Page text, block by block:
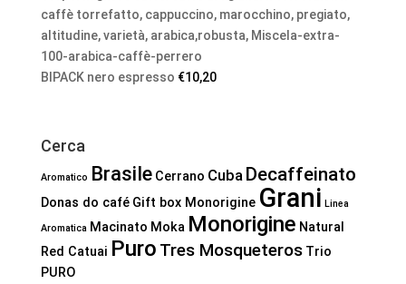
BIPACK nero espresso €10,20
Cerca
Aromatico Brasile Cerrano Cuba Decaffeinato
Donas do café Gift box Monorigine Grani Linea
Aromatica Macinato Moka Monorigine Natural
Red Catuai Puro Tres Mosqueteros Trio
PURO